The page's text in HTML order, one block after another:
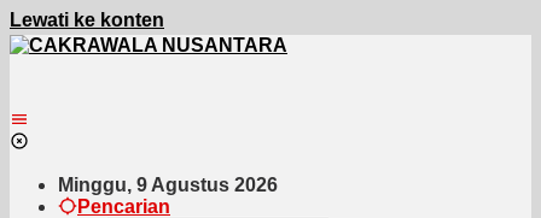
Lewati ke konten
Minggu, 9 Agustus 2026
Pencarian